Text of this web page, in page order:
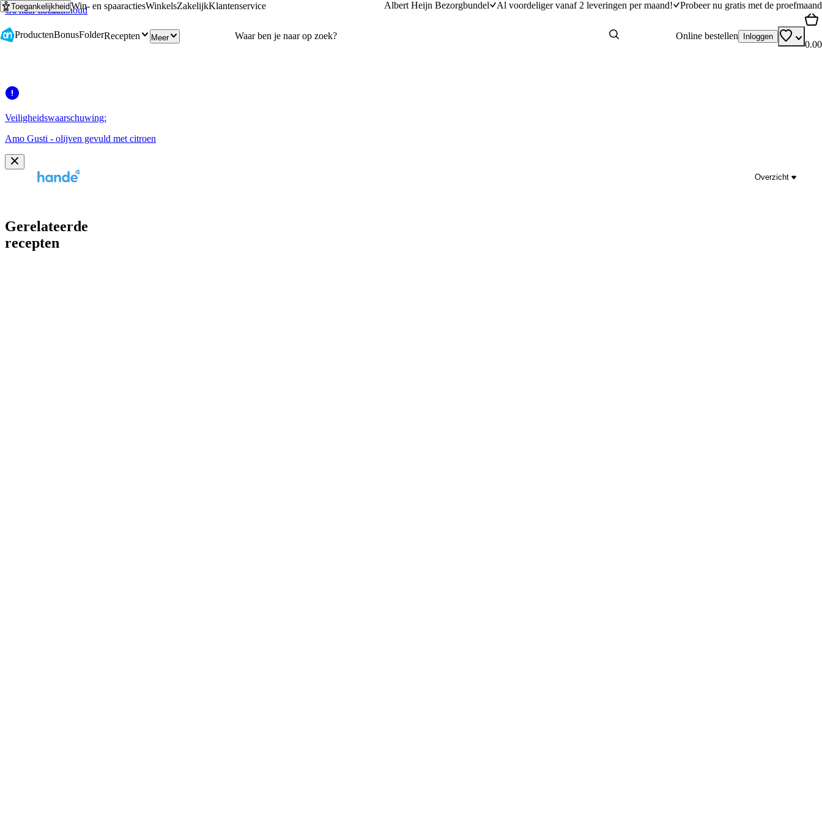
Ga naar hoofdinhoud
Ga naar zoeken
ToegankelijkheidWin- en spaaractiesWinkelsZakelijkKlantenservice Albert Heijn Bezorgbundel Al voordeliger vanaf 2 leveringen per maand! Probeer nu gratis met de proefmaand
ProductenBonusFolderRecepten Meer Online bestellen Inloggen
0.00
Veiligheidswaarschuwing:
Amo Gusti - olijven gevuld met citroen
Overzicht
Gerelateerde
recepten